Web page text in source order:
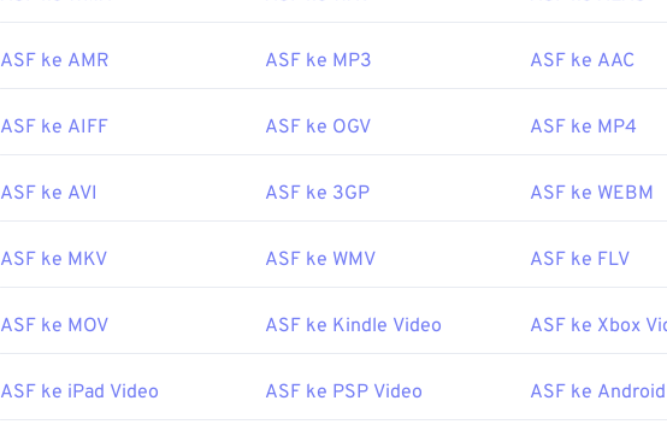
Dikembangkan oleh:
Rilis awal: 1995
https://en.wikipedia.org/wiki/Format_Sistem_Lanjutan
ASF ke AMR ASF ke MP3 ASF ke AAC
ASF ke AIFF ASF ke OGV ASF ke MP4
ASF ke AVI ASF ke 3GP ASF ke WEBM
ASF ke MKV ASF ke WMV ASF ke FLV
ASF ke MOV ASF ke Kindle Video ASF ke Xbox
ASF ke iPad Video ASF ke PSP Video ASF ke